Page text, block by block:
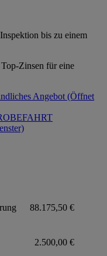
bis zu einem
Zinsen für eine
Angebot (Öffnet
88.175,50 €
2.500,00 €